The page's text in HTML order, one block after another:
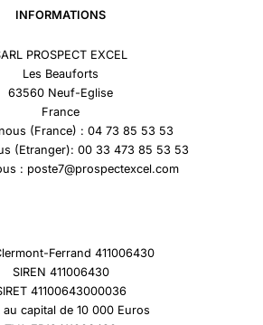
INFORMATIONS
PROSPECT EXCEL
Les Beauforts
63560 Neuf-Eglise
France
(France) : 04 73 85 53 53
(Etranger): 00 33 473 85 53 53
: poste7@prospectexcel.com
Ferrand 411006430
SIREN 411006430
41100643000036
au capital de 10 000 Euros